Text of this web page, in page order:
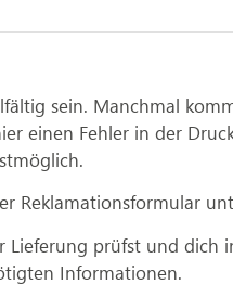
sein. Manchmal
einen Fehler in der
Reklamationsformular
prüfst und
Informationen.